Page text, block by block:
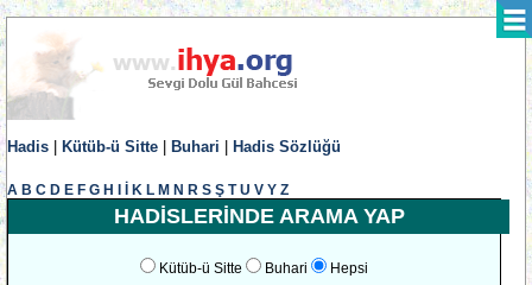
Hadis Kütüb-ü Sitte Buhari Hadis Sözlüğü
A B C D E F G H K L M N R S Ş T U V Y Z
HADİSLERİNDE ARAMA YAP
Kütüb-ü Sitte Buhari Hepsi